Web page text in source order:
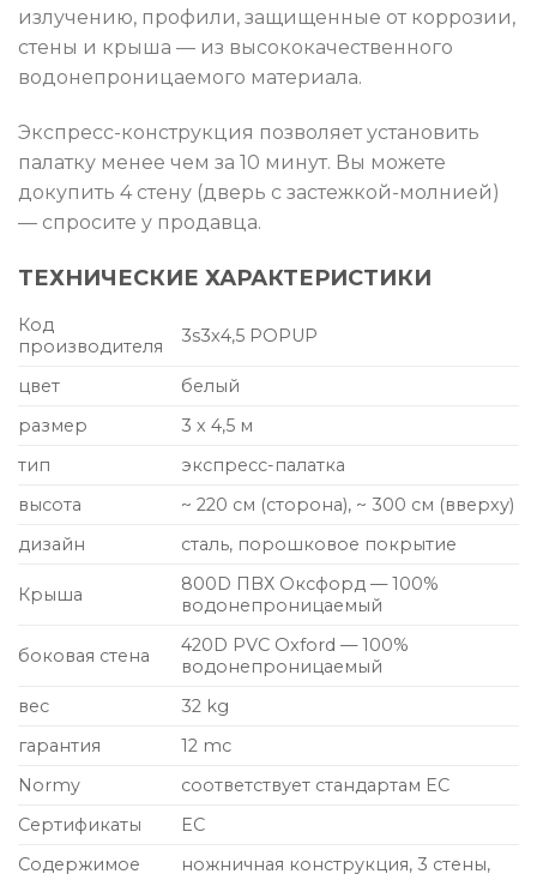
излучению, профили, защищенные от коррозии,
стены и крыша — из высококачественного
водонепроницаемого материала.
Экспресс-конструкция позволяет установить
палатку менее чем за 10 минут. Вы можете
докупить 4 стену (дверь с застежкой-молнией)
— спросите у продавца.
ТЕХНИЧЕСКИЕ ХАРАКТЕРИСТИКИ
Код
производителя
3s3x4,5 POPUP
цвет
белый
размер
3 х 4,5 м
тип
экспресс-палатка
высота
~ 220 см (сторона), ~ 300 см (вверху)
дизайн
сталь, порошковое покрытие
Крыша
800D ПВХ Оксфорд — 100%
водонепроницаемый
боковая стена
420D PVC Oxford — 100%
водонепроницаемый
вес
32 kg
гарантия
12 mc
Normy
соответствует стандартам ЕС
Сертификаты
ЕС
Содержимое
ножничная конструкция, 3 стены,